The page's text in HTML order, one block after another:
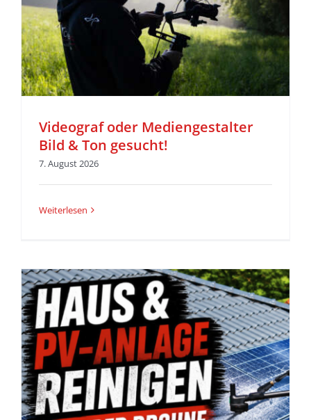
Videograf oder Mediengestalter
Bild & Ton gesucht!
7. August 2026
Weiterlesen